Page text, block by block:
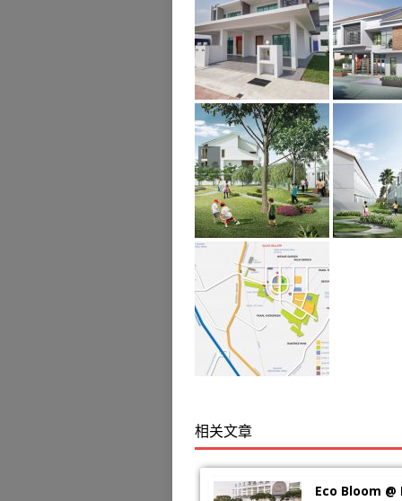
相关文章
Eco Bloom